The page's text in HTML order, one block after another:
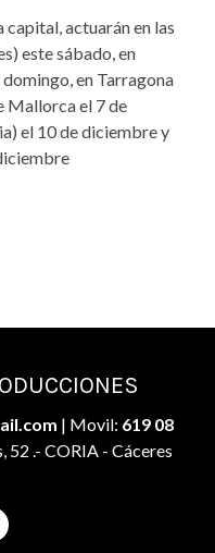
actuarán en las
este sábado, en
en Tarragona
Mallorca el 7 de
el 10 de diciembre y
| Movil: 619 08
52 .- CORIA - Cáceres